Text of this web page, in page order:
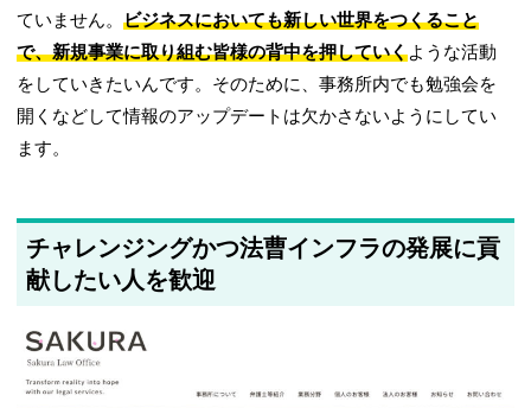
ていません。ビジネスにおいても新しい世界をつくること
で、新規事業に取り組む皆様の背中を押していくような活動
をしていきたいんです。そのために、事務所内でも勉強会を
開くなどして情報のアップデートは欠かさないようにしてい
ます。
チャレンジングかつ法曹インフラの発展に貢
献したい人を歓迎